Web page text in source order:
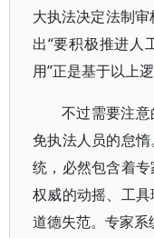
大执法决定法制
出“要积极推进人
用”正是基于以上逻
不过需要注
免执法人员的怠
统，必然包含着
权威的动摇、工
道德失范。专家系